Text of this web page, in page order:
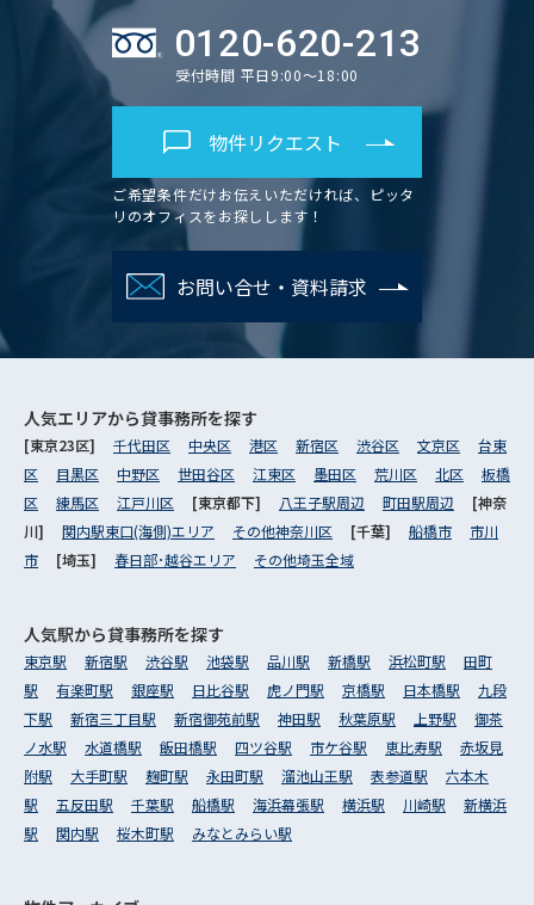
0120-620-213
受付時間 平日9:00～18:00
物件リクエスト
ご希望条件だけお伝えいただければ、ピッタ
リのオフィスをお探しします！
お問い合せ・資料請求
人気エリアから貸事務所を探す
[東京23区] 千代田区 中央区 港区 新宿区 渋谷区 文京区
台東
区
目黒区 中野区 世田谷区 江東区 墨田区 荒川区 北区
板橋
区
練馬区 江戸川区 [東京都下] 八王子駅周辺 町田駅周辺
[神奈
川] 関内駅東口(海側)エリア その他神奈川区 [千葉] 船橋市
市川
市
[埼玉] 春日部･越谷エリア その他埼玉全域
人気駅から貸事務所を探す
東京駅 新宿駅 渋谷駅 池袋駅 品川駅 新橋駅 浜松町駅
田町
駅
有楽町駅 銀座駅 日比谷駅 虎ノ門駅 京橋駅 日本橋駅
九段
下駅
新宿三丁目駅 新宿御苑前駅 神田駅 秋葉原駅 上野駅
御茶
ノ水駅
水道橋駅 飯田橋駅 四ツ谷駅 市ケ谷駅 恵比寿駅
赤坂見
附駅
大手町駅 麹町駅 永田町駅 溜池山王駅 表参道駅
六本木
駅
五反田駅 千葉駅 船橋駅 海浜幕張駅 横浜駅 川崎駅
新横浜
駅
関内駅 桜木町駅 みなとみらい駅